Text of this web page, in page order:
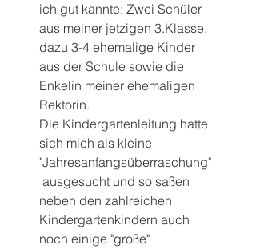
ich gut kannte: Zwei Schüler
aus meiner jetzigen 3.Klasse,
dazu 3-4 ehemalige Kinder
aus der Schule sowie die
Enkelin meiner ehemaligen
Rektorin.
Die Kindergartenleitung hatte
sich mich als kleine
"Jahresanfangsüberraschung"
ausgesucht und so saßen
neben den zahlreichen
Kindergartenkindern auch
noch einige "große"